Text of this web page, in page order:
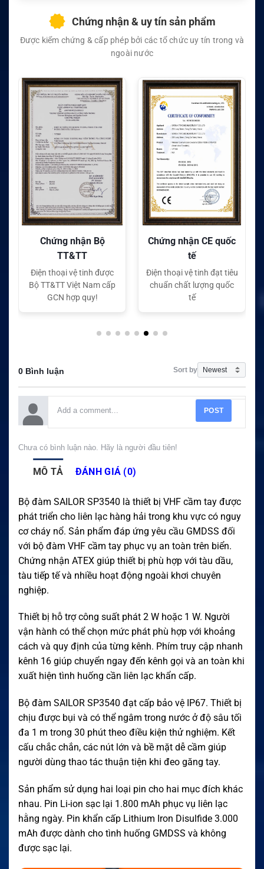
Chứng nhận & uy tín sản phẩm
Được kiểm chứng & cấp phép bởi các tổ chức uy tín trong và
ngoài nước
Chứng nhận Bộ
TT&TT
Điện thoại vệ tinh được
Bộ TT&TT Việt Nam cấp
GCN hợp quy!
Chứng nhận CE quốc
tế
Điện thoại vệ tinh đạt tiêu
chuẩn chất lượng quốc
tế
0 Bình luận Sort by
POST
Chưa có bình luận nào. Hãy là người đầu tiên!
MÔ TẢ ĐÁNH GIÁ (0)
Bộ đàm SAILOR SP3540 là thiết bị VHF cầm tay được
phát triển cho liên lạc hàng hải trong khu vực có nguy
cơ cháy nổ. Sản phẩm đáp ứng yêu cầu GMDSS đối
với bộ đàm VHF cầm tay phục vụ an toàn trên biển.
Chứng nhận ATEX giúp thiết bị phù hợp với tàu dầu,
tàu tiếp tế và nhiều hoạt động ngoài khơi chuyên
nghiệp.
Thiết bị hỗ trợ công suất phát 2 W hoặc 1 W. Người
vận hành có thể chọn mức phát phù hợp với khoảng
cách và quy định của từng kênh. Phím truy cập nhanh
kênh 16 giúp chuyển ngay đến kênh gọi và an toàn khi
xuất hiện tình huống cần liên lạc khẩn cấp.
Bộ đàm SAILOR SP3540 đạt cấp bảo vệ IP67. Thiết bị
chịu được bụi và có thể ngâm trong nước ở độ sâu tối
đa 1 m trong 30 phút theo điều kiện thử nghiệm. Kết
cấu chắc chắn, các nút lớn và bề mặt dễ cầm giúp
người dùng thao tác thuận tiện khi đeo găng tay.
Sản phẩm sử dụng hai loại pin cho hai mục đích khác
nhau. Pin Li-ion sạc lại 1.800 mAh phục vụ liên lạc
hằng ngày. Pin khẩn cấp Lithium Iron Disulfide 3.000
mAh được dành cho tình huống GMDSS và không
được sạc lại.